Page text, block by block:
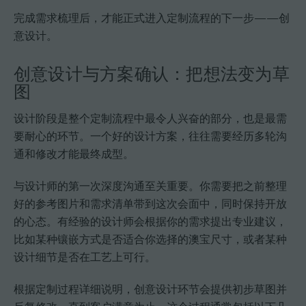
完成需求梳理后，才能正式进入定制流程的下一步——创
意设计。
创意设计与方案确认：把想法变为草
图
设计阶段是整个定制流程中最令人兴奋的部分，也是最需
要耐心的环节。一个好的设计方案，往往需要经历多轮沟
通和修改才能最终成型。
与设计师的第一次深度沟通至关重要。你需要把之前整理
好的参考图片和需求清单带到这次会面中，同时保持开放
的心态。有经验的设计师会根据你的需求提出专业建议，
比如某种镶嵌方式是否适合你选择的澳宝尺寸，或者某种
设计细节是否在工艺上可行。
根据定制过程详细说明，创意设计环节会提供初步草图并